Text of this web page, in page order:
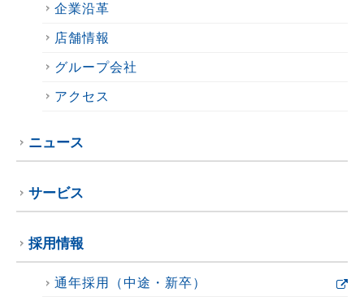
企業沿革
店舗情報
グループ会社
アクセス
ニュース
サービス
採用情報
通年採用（中途・新卒）